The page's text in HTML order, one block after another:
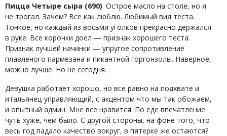
Пицца Четыре сыра (690). Острое масло на столе, но я
не трогал. Зачем? Все как люблю. Любимый вид теста.
Тонкое, но каждый из восьми уголков прекрасно держался
в руке. Все корочки доел — признак хорошего теста.
Признак лучшей начинки — упругое сопротивление
плавленого пармезана и пикантной горгонзолы. Наверное,
можно лучше. Но не сегодня.
Девушка работает хорошо, но все равно на подхвате и
итальянец-управляющий, с акцентом что мы так обожаем,
и опытный админ. Мне все нравится. По еде впечатление
чуть хуже, чем было. С другой стороны, на фоне того, что
весь год падало качество вокруг, в пятерке же остаются?